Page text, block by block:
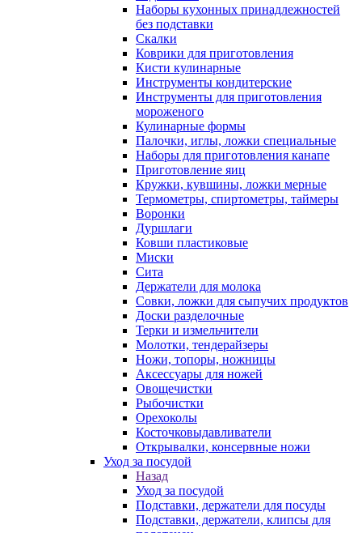
Наборы кухонных принадлежностей
без подставки
Скалки
Коврики для приготовления
Кисти кулинарные
Инструменты кондитерские
Инструменты для приготовления
мороженого
Кулинарные формы
Палочки, иглы, ложки специальные
Наборы для приготовления канапе
Приготовление яиц
Кружки, кувшины, ложки мерные
Термометры, спиртометры, таймеры
Воронки
Дуршлаги
Ковши пластиковые
Миски
Сита
Держатели для молока
Совки, ложки для сыпучих продуктов
Доски разделочные
Терки и измельчители
Молотки, тендерайзеры
Ножи, топоры, ножницы
Аксессуары для ножей
Овощечистки
Рыбочистки
Орехоколы
Косточковыдавливатели
Открывалки, консервные ножи
Уход за посудой
Назад
Уход за посудой
Подставки, держатели для посуды
Подставки, держатели, клипсы для